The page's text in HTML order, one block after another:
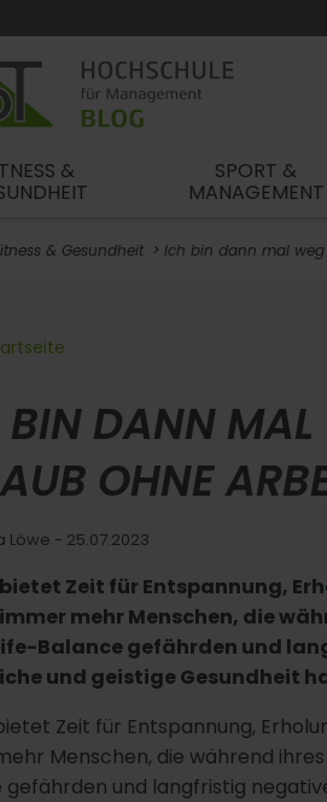
& SPORT &
MANAGEMENT
& Gesundheit Ich bin dann mal
DANN
OHNE
Löwe - 25.07.2023
Zeit für Entspannung,
mehr Menschen, die
Balance gefährden und
und geistige Gesundheit
Zeit für Entspannung,
Menschen, die während
gefährden und langfristig